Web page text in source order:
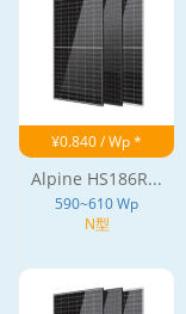
¥0.840 / Wp *
Alpine HS186R...
590~610 Wp
N型